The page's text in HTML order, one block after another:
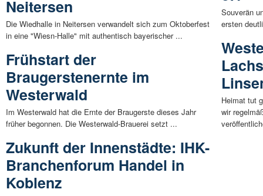
Neitersen
Die Wiedhalle in Neitersen verwandelt sich zum Oktoberfest
in eine "Wiesn-Halle" mit authentisch bayerischer ...
Frühstart der
Braugerstenernte im
Westerwald
Im Westerwald hat die Ernte der Braugerste dieses Jahr
früher begonnen. Die Westerwald-Brauerei setzt ...
Zukunft der Innenstädte: IHK-
Branchenforum Handel in
Koblenz
Souverän
ersten
Heimat tut
wir